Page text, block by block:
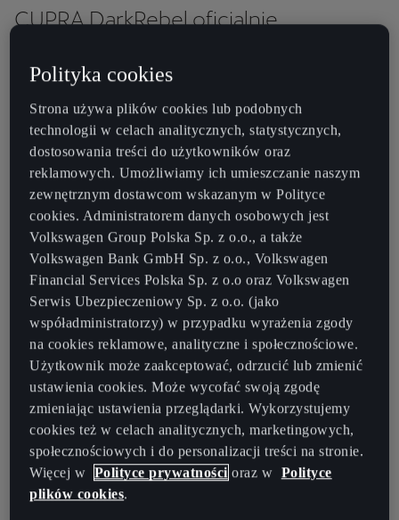
CUPRA DarkRebel oficjalnie
najlepszych w historii wyników
sprzedażowych
Na targach IAA 2023 w Monachium CUPRA zaprezentowała model
DarkRebel, pierwszy samochód stworzony całkowicie w wirtualnej
przestrzeni marki.
CUPRA DarkRebel to samochód, który przesuwa granice designu, a
nawet kwestionuje sposób, w jaki samochody będą projektowane i
tworzone dla przyszłych pokoleń kierowców.
Polityka cookies
Strona używa plików cookies lub podobnych
technologii w celach analitycznych, statystycznych,
dostosowania treści do użytkowników oraz
reklamowych. Umożliwiamy ich umieszczanie naszym
zewnętrznym dostawcom wskazanym w Polityce
cookies. Administratorem danych osobowych jest
Volkswagen Group Polska Sp. z o.o., a także
Volkswagen Bank GmbH Sp. z o.o., Volkswagen
Financial Services Polska Sp. z o.o oraz Volkswagen
Serwis Ubezpieczeniowy Sp. z o.o. (jako
współadministratorzy) w przypadku wyrażenia zgody
na cookies reklamowe, analityczne i społecznościowe.
Użytkownik może zaakceptować, odrzucić lub zmienić
ustawienia cookies. Może wycofać swoją zgodę
zmieniając ustawienia przeglądarki. Wykorzystujemy
cookies też w celach analitycznych, marketingowych,
społecznościowych i do personalizacji treści na stronie.
Więcej w Polityce prywatności oraz w Polityce
plików cookies.